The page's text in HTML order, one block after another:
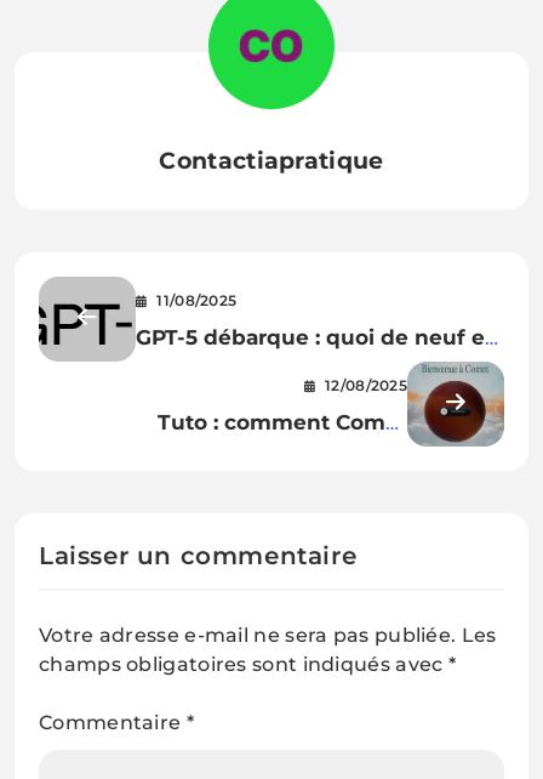
Contactiapratique
11/08/2025
GPT-5 débarque : quoi de neuf en
12/08/2025
Tuto : comment Comet
Laisser un commentaire
Votre adresse e-mail ne sera pas publiée. Les
champs obligatoires sont indiqués avec *
Commentaire *